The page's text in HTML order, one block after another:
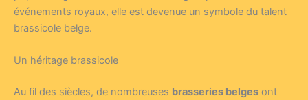
événements royaux, elle est devenue un symbole du talent
brassicole belge.
Un héritage brassicole
Au fil des siècles, de nombreuses brasseries belges ont